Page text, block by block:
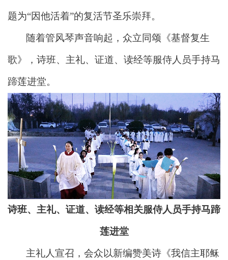
题为“因他活着”的复活节圣乐崇拜。
随着管风琴声音响起，众立同颂《基督复生
歌》，诗班、主礼、证道、读经等服侍人员手持马
蹄莲进堂。
诗班、主礼、证道、读经等相关服侍人员手持马蹄
莲进堂
主礼人宣召，会众以新编赞美诗《我信主耶稣